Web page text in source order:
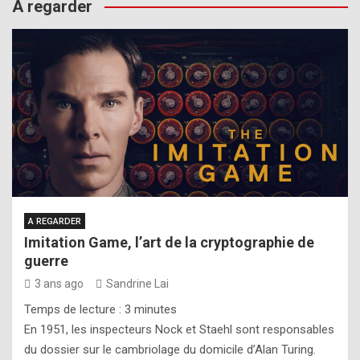
A regarder
A REGARDER
Imitation Game, l’art de la cryptographie de
guerre
3 ans ago Sandrine Lai
Temps de lecture : 3 minutes
En 1951, les inspecteurs Nock et Staehl sont responsables
du dossier sur le cambriolage du domicile d’Alan Turing.